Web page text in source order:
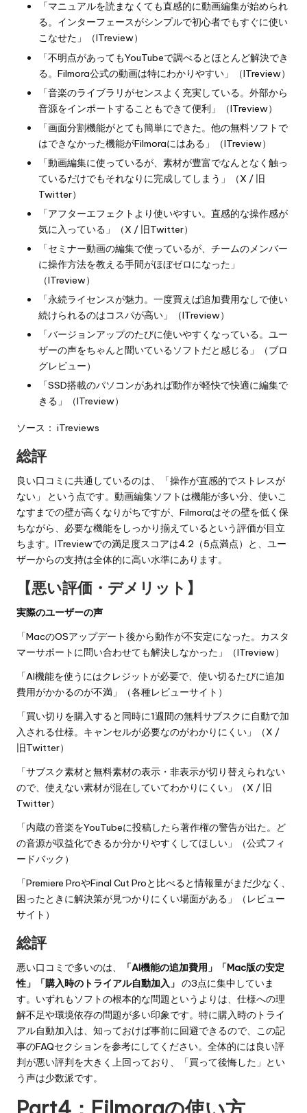
「マニュアルを読まなくても直感的に動画編集が始められ
る。インターフェースがシンプルで初心者でもすぐに使い
こなせた」（ITreview）
「不明点があってもYouTubeで調べるとほとんど解決でき
る。Filmora公式の動画は特にわかりやすい」（ITreview）
「音楽のライブラリがセンスよく充実している。外部から
音源をインポートすることもできて便利」（ITreview）
「画面分割機能がとても簡単にできた。他の無料ソフトで
はできなかった機能がFilmoraにはある」（ITreview）
「動画編集に使っているが、素材が豊富でなんとなく触っ
ているだけでもそれなりに完成してしまう」（X / 旧
Twitter）
「アフターエフェクトより使いやすい。直感的な操作感が
気に入っている」（X / 旧Twitter）
「セミナー動画の編集で使っているが、チームのメンバー
に操作方法を教える手間がほぼゼロになった」
（ITreview）
「永続ライセンスが魅力。一度買えば追加費用なしで使い
続けられるのはコスパが高い」（ITreview）
「バージョンアップのたびに使いやすくなっている。ユー
ザーの声をちゃんと聞いているソフトだと感じる」（ブロ
グレビュー）
「SSD搭載のパソコンがあれば動作が軽快で快適に編集で
きる」（ITreview）
ソース： iTreviews
総評
良い口コミに共通しているのは、「操作が直感的でストレスが
ない」 という点です。動画編集ソフトは機能が多い分、使いこ
なすまでの壁が高くなりがちですが、Filmoraはその壁を低く保
ちながら、必要な機能をしっかり揃えているという評価が目立
ちます。ITreviewでの満足度スコアは4.2（5点満点）と、ユー
ザーからの支持は全体的に高い水準にあります。
【悪い評価・デメリット】
実際のユーザーの声
「MacのOSアップデート後から動作が不安定になった。カスタ
マーサポートに問い合わせても解決しなかった」（ITreview）
「AI機能を使うにはクレジットが必要で、使い切るたびに追加
費用がかかるのが不満」（各種レビューサイト）
「買い切りを購入すると同時に1週間の無料サブスクに自動で加
入される仕様。キャンセルが必要なのがわかりにくい」（X /
旧Twitter）
「サブスク素材と無料素材の表示・非表示が切り替えられない
ので、使えない素材が混在していてわかりにくい」（X / 旧
Twitter）
「内蔵の音楽をYouTubeに投稿したら著作権の警告が出た。ど
の音源が収益化できるか分かりやすくしてほしい」（公式フィ
ードバック）
「Premiere ProやFinal Cut Proと比べると情報量がまだ少なく、
困ったときに解決策が見つかりにくい場面がある」（レビュー
サイト）
総評
悪い口コミで多いのは、
「AI機能の追加費用」「Mac版の安定
性」「購入時のトライアル自動加入」 の3点に集中していま
す。いずれもソフトの根本的な問題というよりは、仕様への理
解不足や環境依存の問題が多い印象です。特に購入時のトライ
アル自動加入は、知っておけば事前に回避できるので、この記
事のFAQセクションを参考にしてください。全体的には良い評
判が悪い評判を大きく上回っており、「買って後悔した」とい
う声は少数派です。